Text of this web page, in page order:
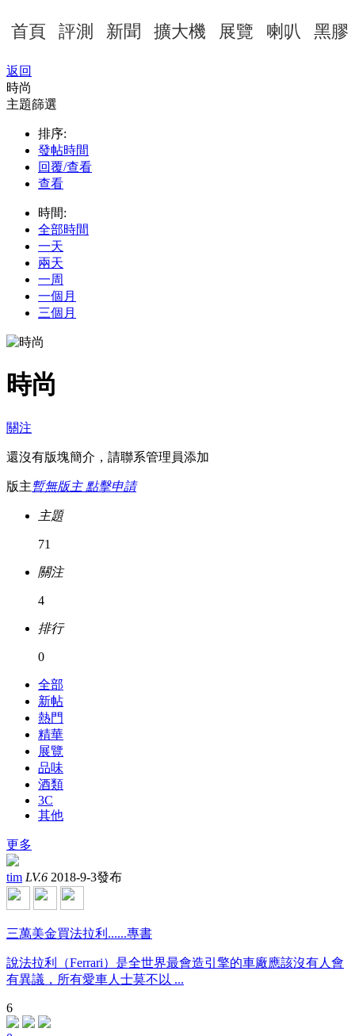
首頁 評測 新聞 擴大機 展覽 喇叭 黑膠
返回
時尚
主題篩選
排序:
發帖時間
回覆/查看
查看
時間:
全部時間
一天
兩天
一周
一個月
三個月
時尚
關注
還沒有版塊簡介，請聯系管理員添加
版主暫無版主 點擊申請
主題
71
關注
4
排行
0
全部
新帖
熱門
精華
展覽
品味
酒類
3C
其他
更多
tim LV.6 2018-9-3發布
三萬美金買法拉利......專書
說法拉利（Ferrari）是全世界最會造引擎的車廠應該沒有人會
有異議，所有愛車人士莫不以 ...
6